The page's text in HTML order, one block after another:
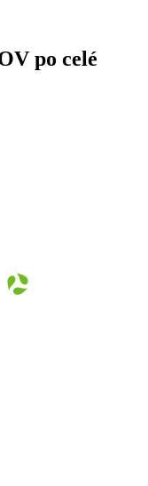
po celé